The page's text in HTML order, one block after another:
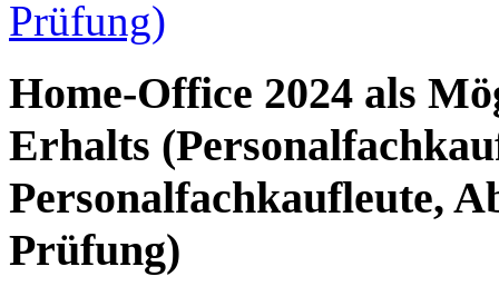
Home-Office 2024 als
Erhalts
Personalfachkaufleute,
Prüfung)